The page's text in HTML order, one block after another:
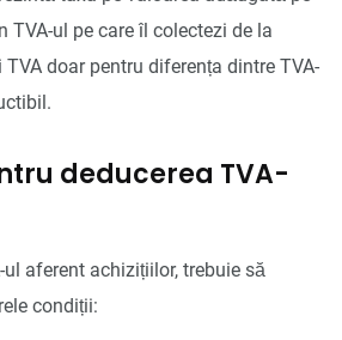
TVA-ul pe care îl colectezi de la
doar pentru diferența dintre TVA-
deducerea TVA-
ul aferent achizițiilor, trebuie să
condiții: